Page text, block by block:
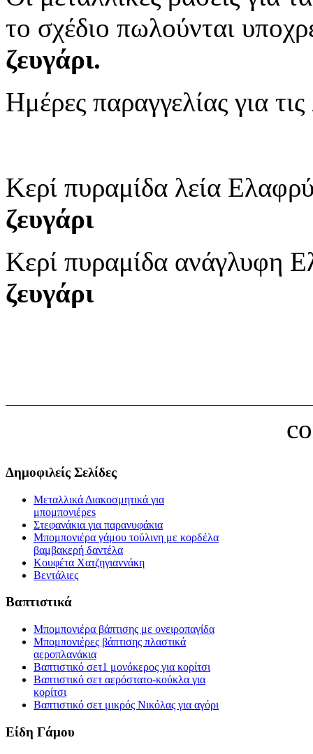
το σχέδιο πωλούνται
ζευγάρι.
Ημέρες παραγγελίας για
Κερί πυραμίδα λεία
ζευγάρι
Κερί πυραμίδα ανάγλυφη
ζευγάρι
Δημοφιλείς Σελίδες
Μεταλλικά Διακοσμητικά για
μπομπονιέρεs
Στεφανάκια για παρανυφάκια
Μπομπονιέρα γάμου τούλινη με κορδέλα
βαμβακερή δαντέλα
Κουφέτα Χατζηγιαννάκη
Βεντάλιες
Βαπτιστικά
Μπομπονιέρα βάπτισης με ονειροπαγίδα
Μπομπονιέρες βάπτισης πλαστικά
αεροπλανάκια
Βαπτιστικό σετ1 μονόκερος για κορίτσι
Βαπτιστικό σετ αερόστατο-κούκλα για
κορίτσι
Βαπτιστικό σετ μικρός Νικόλας για αγόρι
Είδη Γάμου